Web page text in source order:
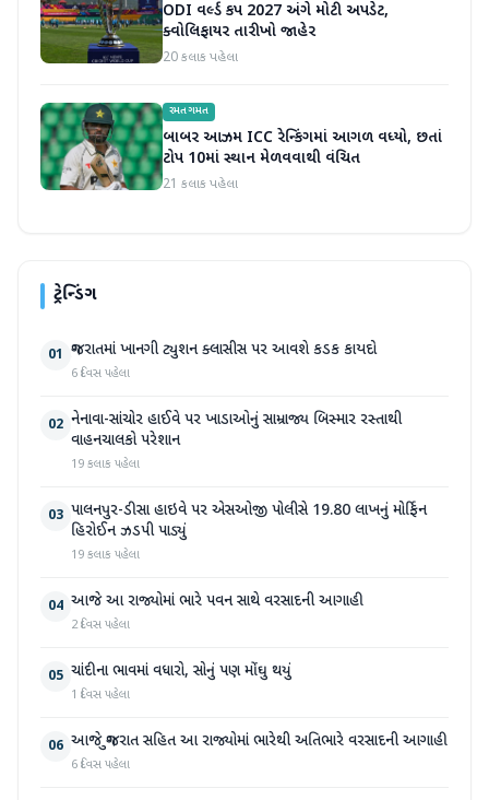
ODI વર્લ્ડ કપ 2027 અંગે મોટી અપડેટ,
ક્વોલિફાયર તારીખો જાહેર
20 કલાક પહેલા
રમતગમત
બાબર આઝમ ICC રેન્કિંગમાં આગળ વધ્યો, છતાં
ટોપ 10માં સ્થાન મેળવવાથી વંચિત
21 કલાક પહેલા
ટ્રેન્ડિંગ
01 ગુજરાતમાં ખાનગી ટ્યુશન ક્લાસીસ પર આવશે કડક કાયદો
6 દિવસ પહેલા
02 નેનાવા-સાંચોર હાઈવે પર ખાડાઓનું સામ્રાજ્ય બિસ્માર રસ્તાથી
વાહનચાલકો પરેશાન
19 કલાક પહેલા
03 પાલનપુર-ડીસા હાઇવે પર એસઓજી પોલીસે 19.80 લાખનું મોર્ફિન
હિરોઈન ઝડપી પાડ્યું
19 કલાક પહેલા
04 આજે આ રાજ્યોમાં ભારે પવન સાથે વરસાદની આગાહી
2 દિવસ પહેલા
05 ચાંદીના ભાવમાં વધારો, સોનું પણ મોંઘુ થયું
1 દિવસ પહેલા
06 આજે ગુજરાત સહિત આ રાજ્યોમાં ભારેથી અતિભારે વરસાદની આગાહી
6 દિવસ પહેલા